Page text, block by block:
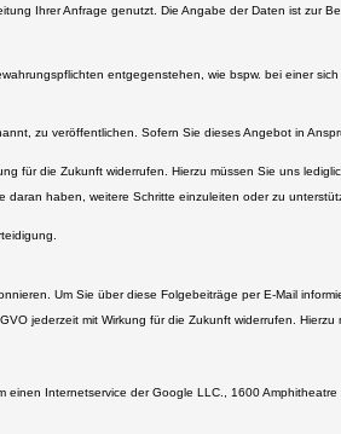
Ihrer Anfrage genutzt. Die Angabe der Daten ist zur
entgegenstehen, wie bspw. bei einer
zu veröffentlichen. Sofern Sie dieses Angebot in
für die Zukunft widerrufen. Hierzu müssen Sie uns
haben, weitere Schritte einzuleiten oder zu
Um Sie über diese Folgebeiträge per E-Mail
jederzeit mit Wirkung für die Zukunft widerrufen.
Internetservice der Google LLC., 1600